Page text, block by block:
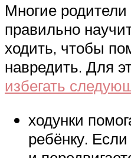
Многие родители
правильно
ходить, чтобы
навредить. Для
избегать
ходунки
ребёнку.